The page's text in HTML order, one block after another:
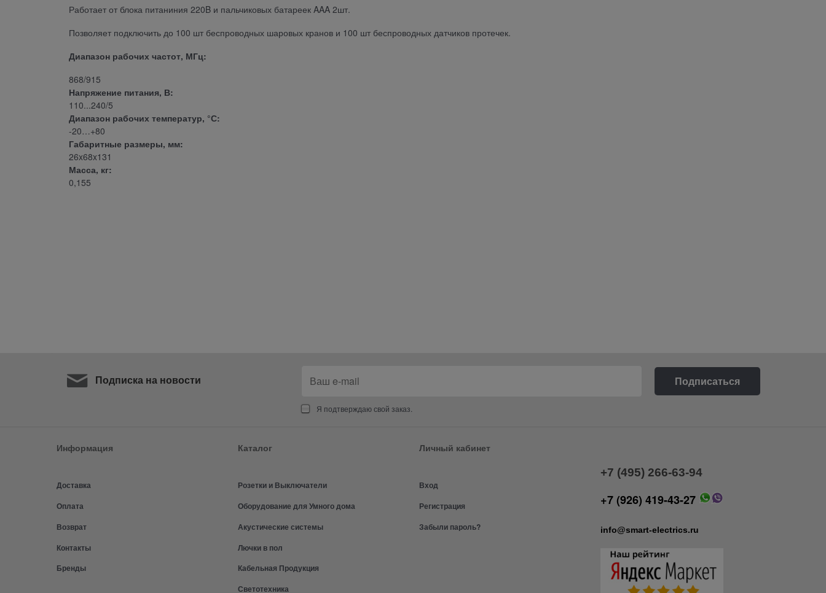
Работает от блока питаниния 220B и пальчиковых батареек AAA 2шт.
Позволяет подключить до 100 шт беспроводных шаровых кранов и 100 шт беспроводных датчиков протечек.
Диапазон рабочих частот, МГц:
868/915
Напряжение питания, В:
110...240/5
Диапазон рабочих температур, °С:
-20…+80
Габаритные размеры, мм:
26x68x131
Масса, кг:
0,155
Подписка на новости
Я подтверждаю свой заказ.
Информация
Доставка
Оплата
Возврат
Контакты
Бренды
Каталог
Розетки и Выключатели
Оборудование для Умного дома
Акустические системы
Лючки в пол
Кабельная Продукция
Светотехника
Личный кабинет
Вход
Регистрация
Забыли пароль?
+7 (495) 266-63-94
+7 (926) 419-43-27
info@smart-electrics.ru